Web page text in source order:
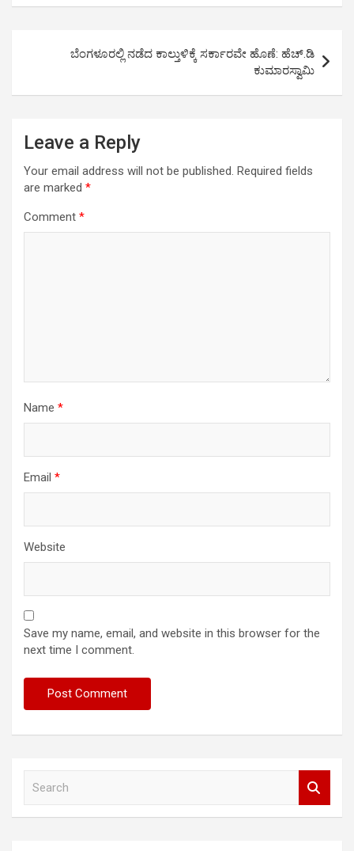
at
p
ce
b
o
o
se
n
g
er
ail py
n
k
ar
ಬೆಂಗಳೂರಲ್ಲಿ ನಡೆದ ಕಾಲ್ತುಳಿಕ್ಕೆ ಸರ್ಕಾರವೇ ಹೊಣೆ: ಹೆಚ್.ಡಿ
ಕುಮಾರಸ್ವಾಮಿ
Leave a Reply
Your email address will not be published. Required fields
are marked *
Comment *
Name *
Email *
Website
Save my name, email, and website in this browser for the
next time I comment.